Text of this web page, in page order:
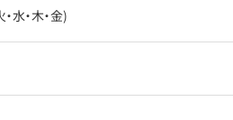
水・木・金)